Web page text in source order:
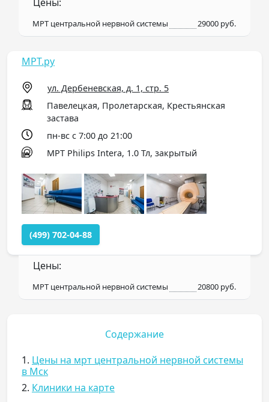
МРТ центральной нервной системы 29000 руб.
МРТ.ру
ул. Дербеневская, д. 1, стр. 5
Павелецкая, Пролетарская, Крестьянская
застава
пн-вс с 7:00 до 21:00
МРТ Philips Intera, 1.0 Тл, закрытый
(499) 702-04-88
Цены:
МРТ центральной нервной системы 20800 руб.
Содержание
1. Цены на мрт центральной нервной системы
в Мск
2. Клиники на карте